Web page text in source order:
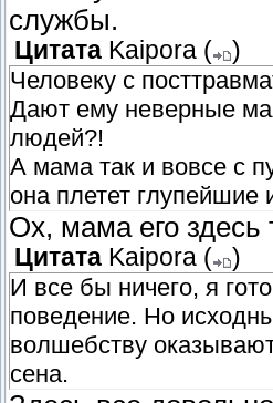
службы.
Цитата Kaipora (
)
Человеку с
Дают ему неверные
людей?!
А мама так и вовсе с
она плетет глупейшие
Ох, мама его здесь
Цитата Kaipora (
)
И все бы ничего, я
поведение. Но
волшебству
сена.